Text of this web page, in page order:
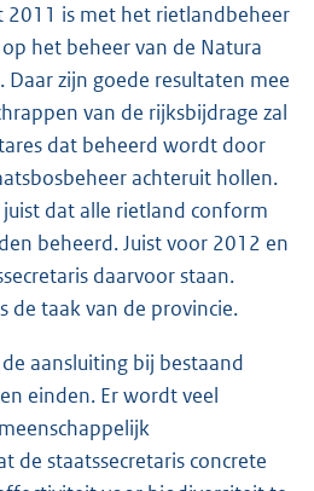
2011 is met het rietlandbeheer
het beheer van de Natura
zijn goede resultaten mee
van de rijksbijdrage zal
dat beheerd wordt door
achteruit hollen.
dat alle rietland conform
beheerd. Juist voor 2012 en
daarvoor staan.
de taak van de provincie.
aansluiting bij bestaand
einden. Er wordt veel
de staatssecretaris concrete